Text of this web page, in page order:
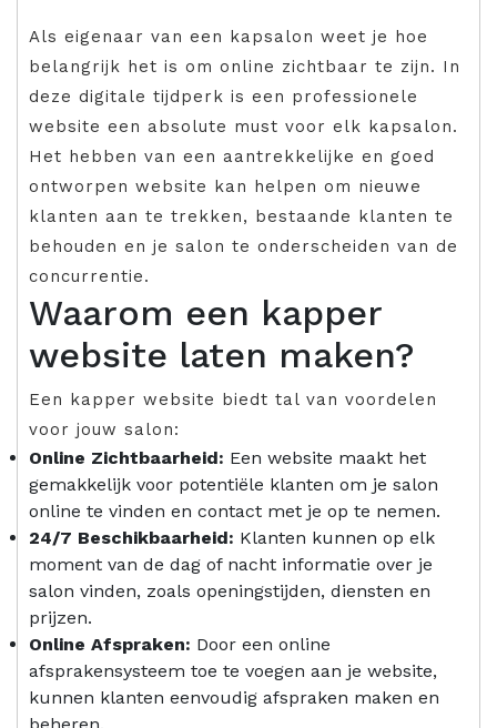
Als eigenaar van een kapsalon weet je hoe
belangrijk het is om online zichtbaar te zijn. In
deze digitale tijdperk is een professionele
website een absolute must voor elk kapsalon.
Het hebben van een aantrekkelijke en goed
ontworpen website kan helpen om nieuwe
klanten aan te trekken, bestaande klanten te
behouden en je salon te onderscheiden van de
concurrentie.
Waarom een kapper
website laten maken?
Een kapper website biedt tal van voordelen
voor jouw salon:
Online Zichtbaarheid: Een website maakt het
gemakkelijk voor potentiële klanten om je salon
online te vinden en contact met je op te nemen.
24/7 Beschikbaarheid: Klanten kunnen op elk
moment van de dag of nacht informatie over je
salon vinden, zoals openingstijden, diensten en
prijzen.
Online Afspraken: Door een online
afsprakensysteem toe te voegen aan je website,
kunnen klanten eenvoudig afspraken maken en
beheren.